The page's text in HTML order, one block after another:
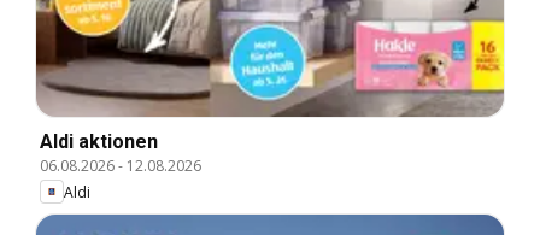
Aldi aktionen
06.08.2026- 12.08.2026
Aldi